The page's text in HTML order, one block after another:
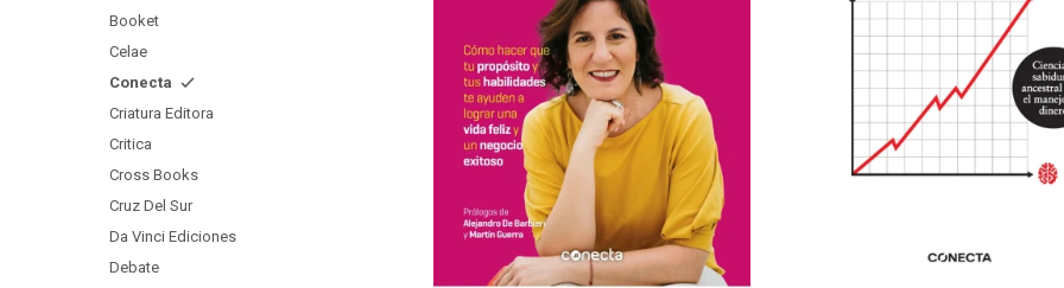
Booket
Celae
Conecta
Criatura Editora
Critica
Cross Books
Cruz Del Sur
Da Vinci Ediciones
Debate